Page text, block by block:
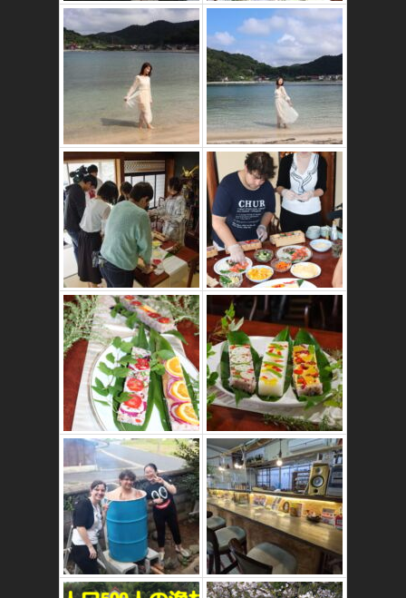
かたゑ庵ワークシ
ョップ、ベジスシ